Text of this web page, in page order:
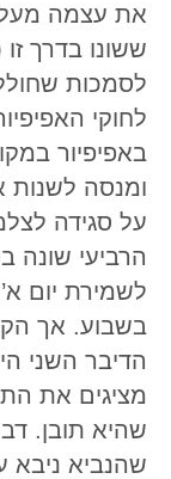
את עצמה מעל
ששונו בדרך
לסמכות
לחוקי
באפיפיור
ומנסה לשנות
על סגידה
הרביעי שונה
לשמירת יום
בשבוע. אך
הדיבר השני
מציגים את
שהיא תובן.
שהנביא ניבא